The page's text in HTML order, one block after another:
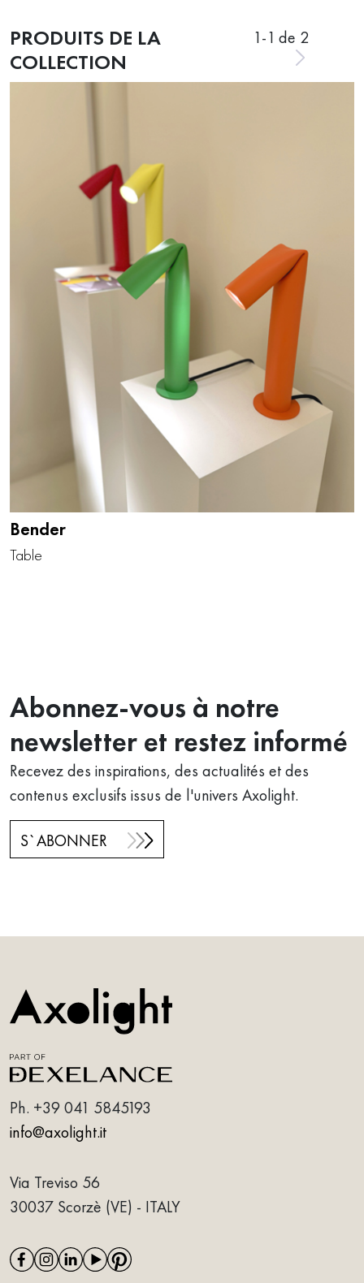
PRODUITS DE LA
COLLECTION
1-1 de 2
Bender
Table
Abonnez-vous à notre
newsletter et restez informé
Recevez des inspirations, des actualités et des
contenus exclusifs issus de l'univers Axolight.
S`ABONNER
Ph. +39 041 5845193
info@axolight.it
Via Treviso 56
30037 Scorzè (VE) - ITALY